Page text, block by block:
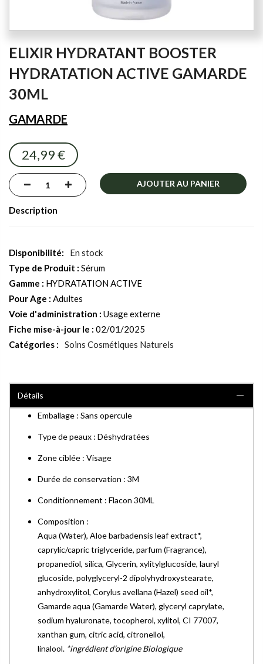
to
beginning
of
images
ELIXIR HYDRATANT BOOSTER
HYDRATATION ACTIVE GAMARDE
30ML
GAMARDE
24,99 €
AJOUTER AU PANIER
Description
En stock
Type de Produit : Sérum
Gamme : HYDRATATION ACTIVE
Pour Age : Adultes
Voie d'administration : Usage externe
Fiche mise-à-jour le : 02/01/2025
Catégories :
Soins Cosmétiques Naturels
Détails
Emballage : Sans opercule
Type de peaux : Déshydratées
Zone ciblée : Visage
Durée de conservation : 3M
Conditionnement : Flacon 30ML
Composition :
Aqua (Water), Aloe barbadensis leaf extract*,
caprylic/capric triglyceride, parfum (Fragrance),
propanediol, silica, Glycerin, xylitylglucoside, lauryl
glucoside, polyglyceryl-2 dipolyhydroxystearate,
anhydroxylitol, Corylus avellana (Hazel) seed oil*,
Gamarde aqua (Gamarde Water), glyceryl caprylate,
sodium hyaluronate, tocopherol, xylitol, CI 77007,
xanthan gum, citric acid, citronellol,
linalool. *ingrédient d’origine Biologique